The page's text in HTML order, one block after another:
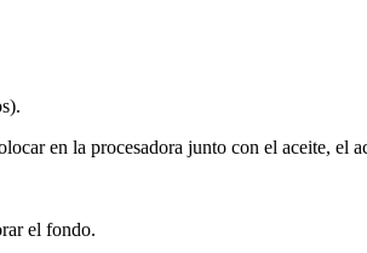
en la procesadora junto con el aceite, el
el fondo.